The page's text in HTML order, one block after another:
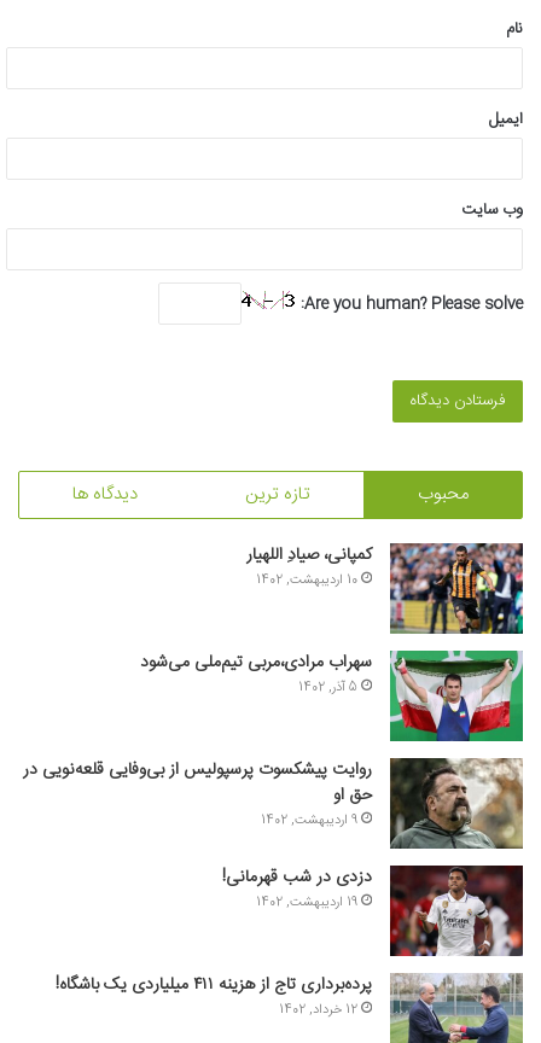
نام
ایمیل
وب‌ سایت
Are you human? Please solve:
محبوب تازه ترین دیدگاه ها
کمپانی، صیادِ اللهیار
10 اردیبهشت, 1402
سهراب مرادی،مربی تیم‌ملی می‌شود
5 آذر, 1402
روایت پیشکسوت پرسپولیس از بی‌وفایی قلعه‌نویی در
حق او
9 اردیبهشت, 1402
دزدی در شب قهرمانی!
19 اردیبهشت, 1402
پرده‌برداری تاج از هزینه ۴۱۱ میلیاردی یک باشگاه!
12 خرداد, 1402